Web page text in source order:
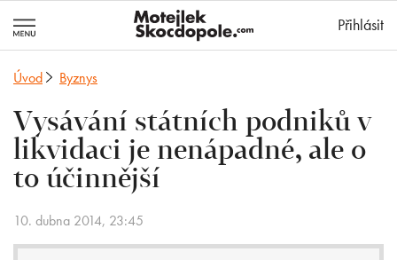
Přihlásit
Úvod Byznys
Vysávání státních podniků v
likvidaci je nenápadné, ale o
to účinnější
10. dubna 2014, 23:45